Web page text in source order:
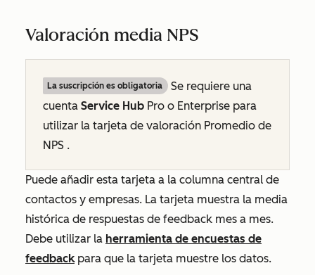
Valoración media NPS
La suscripción es obligatoria
Se requiere una
cuenta Service Hub Pro o Enterprise para
utilizar la tarjeta de valoración Promedio de
NPS .
Puede añadir esta tarjeta a la columna central de
contactos y empresas. La tarjeta muestra la media
histórica de respuestas de feedback mes a mes.
Debe utilizar la herramienta de encuestas de
feedbackpara que la tarjeta muestre los datos.